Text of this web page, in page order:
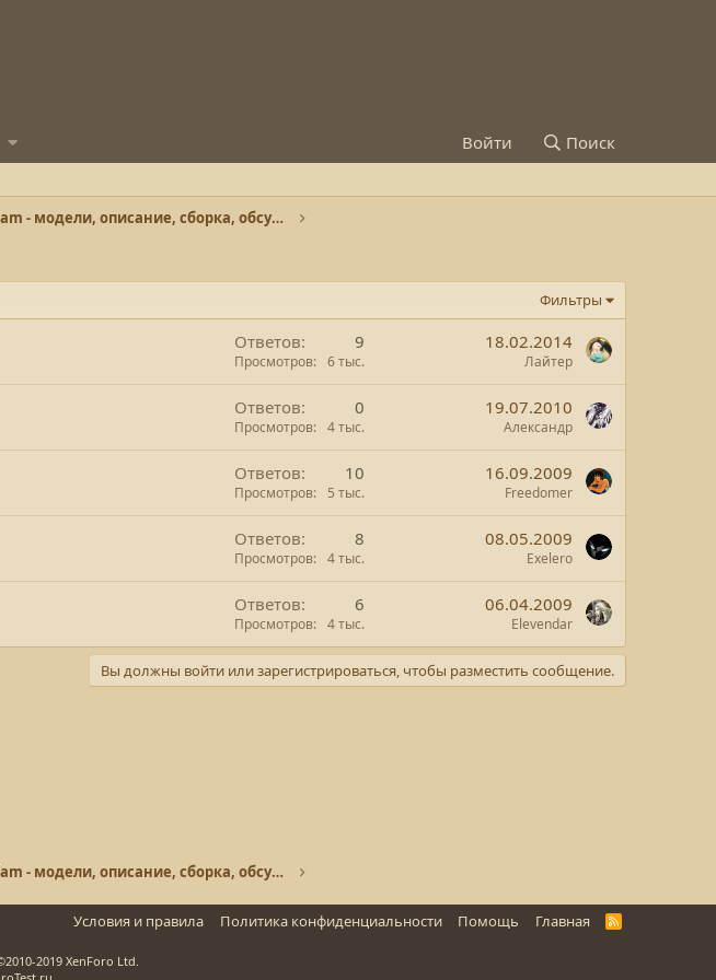
Войти Поиск
Gundam - модели, описание, сборка, обсуждение
Фильтры
Ответов 9
Просмотров 6 тыс.
18.02.2014
Лайтер
Ответов 0
Просмотров 4 тыс.
19.07.2010
Александр
Ответов 10
Просмотров 5 тыс.
16.09.2009
Freedomer
Ответов 8
Просмотров 4 тыс.
08.05.2009
Exelero
Ответов 6
Просмотров 4 тыс.
06.04.2009
Elevendar
Вы должны войти или зарегистрироваться, чтобы разместить сообщение.
Gundam - модели, описание, сборка, обсуждение
Условия и правила Политика конфиденциальности Помощь Главная
R
2019 XenForo Ltd.